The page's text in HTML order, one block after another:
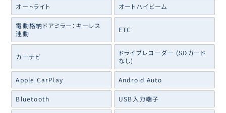
オートライト オートハイビーム
電動格納ドアミラー：キーレス
連動
ETC
カーナビ
ドライブレコーダー (SDカード
なし)
Apple CarPlay Android Auto
Bluetooth USB入力端子